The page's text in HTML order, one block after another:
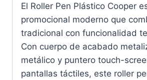
El Roller Pen Plástico Cooper
promocional moderno que
tradicional con funcionalidad
Con cuerpo de acabado
metálico y puntero touch-
pantallas táctiles, este roller